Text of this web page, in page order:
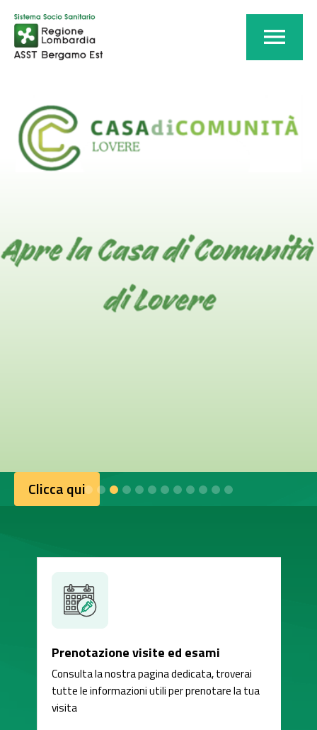
Clicca qui
Prenotazione visite ed esami
Consulta la nostra pagina dedicata, troverai
tutte le informazioni utili per prenotare la tua
visita